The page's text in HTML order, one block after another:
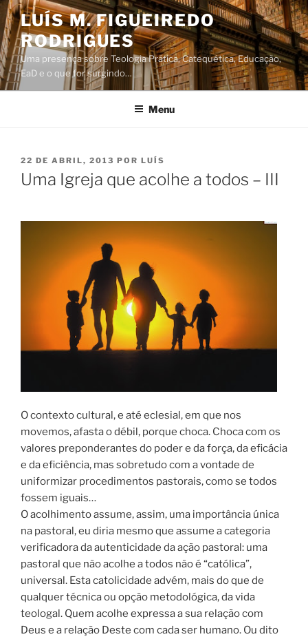
Saltar
para
o
conteúdo
LUÍS M. FIGUEIREDO
RODRIGUES
Uma presença sobre Teologia Prática, Catequética, Educação,
EaD e o que for surgindo…
Menu
PUBLICADO
EM
22 DE ABRIL, 2013 POR LUÍS
Uma Igreja que acolhe a todos – III
O contexto cultural, e até eclesial, em que nos
movemos, afasta o débil, porque choca. Choca com os
valores preponderantes do poder e da força, da eficácia
e da eficiência, mas sobretudo com a vontade de
uniformizar procedimentos pastorais, como se todos
fossem iguais…
O acolhimento assume, assim, uma importância única
na pastoral, eu diria mesmo que assume a categoria
verificadora da autenticidade da ação pastoral: uma
pastoral que não acolhe a todos não é “católica”,
universal. Esta catolicidade advém, mais do que de
qualquer técnica ou opção metodológica, da vida
teologal. Quem acolhe expressa a sua relação com
Deus e a relação Deste com cada ser humano. Ou dito